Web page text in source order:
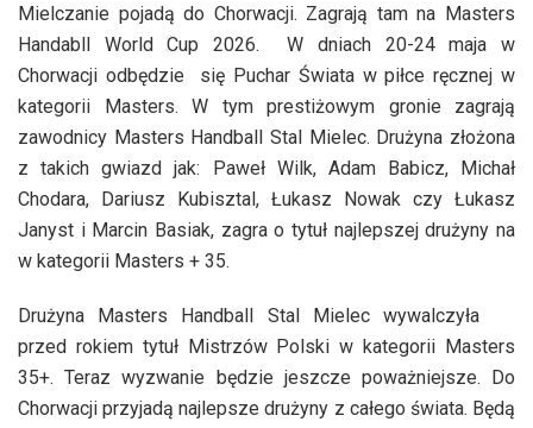
Mielczanie pojadą do Chorwacji. Zagrają tam na Masters
Handabll World Cup 2026. W dniach 20-24 maja w
Chorwacji odbędzie się Puchar Świata w piłce ręcznej w
kategorii Masters. W tym prestiżowym gronie zagrają
zawodnicy Masters Handball Stal Mielec. Drużyna złożona
z takich gwiazd jak: Paweł Wilk, Adam Babicz, Michał
Chodara, Dariusz Kubisztal, Łukasz Nowak czy Łukasz
Janyst i Marcin Basiak, zagra o tytuł najlepszej drużyny na
w kategorii Masters + 35.
Drużyna Masters Handball Stal Mielec wywalczyła
przed rokiem tytuł Mistrzów Polski w kategorii Masters
35+. Teraz wyzwanie będzie jeszcze poważniejsze. Do
Chorwacji przyjadą najlepsze drużyny z całego świata. Będą